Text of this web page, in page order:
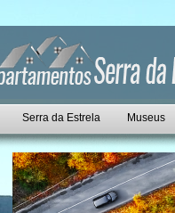
Serra da Estrela Museus